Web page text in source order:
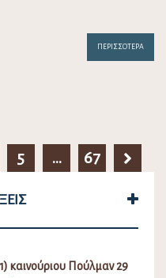
ΠΕΡΙΣΣΌΤΕΡΑ
5 … 67
καινούριου Πούλμαν 29